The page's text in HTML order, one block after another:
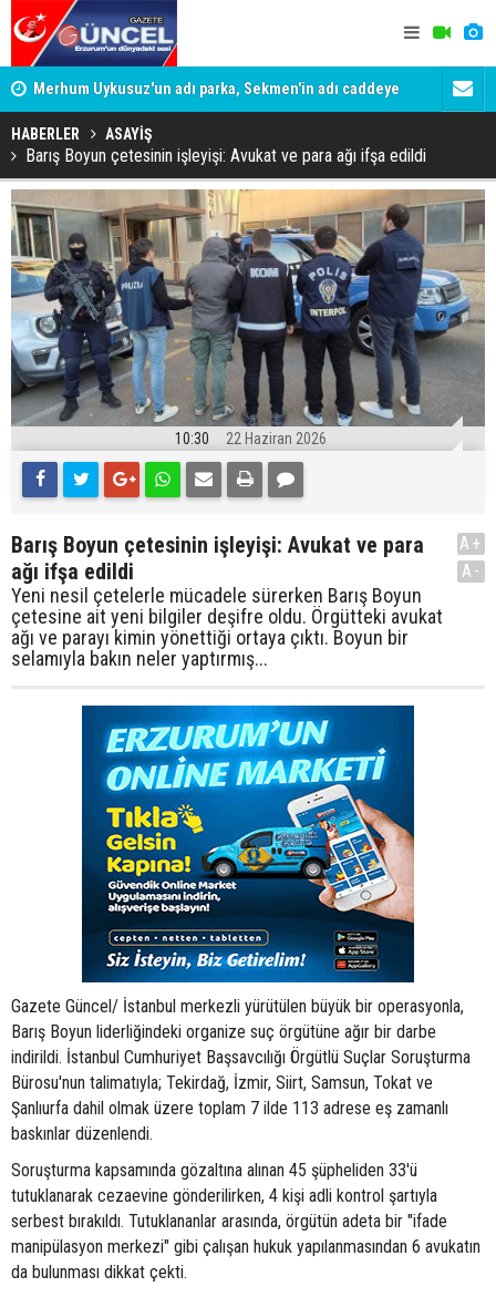
Merhum Uykusuz'un adı parka, Sekmen'in adı caddeye
verildi
HABERLER ASAYİŞ
Barış Boyun çetesinin işleyişi: Avukat ve para ağı ifşa edildi
10:30 22 Haziran 2026
Barış Boyun çetesinin işleyişi: Avukat ve para
ağı ifşa edildi
Yeni nesil çetelerle mücadele sürerken Barış Boyun
çetesine ait yeni bilgiler deşifre oldu. Örgütteki avukat
ağı ve parayı kimin yönettiği ortaya çıktı. Boyun bir
selamıyla bakın neler yaptırmış...
A+
A-
Gazete Güncel/ İstanbul merkezli yürütülen büyük bir operasyonla,
Barış Boyun liderliğindeki organize suç örgütüne ağır bir darbe
indirildi. İstanbul Cumhuriyet Başsavcılığı Örgütlü Suçlar Soruşturma
Bürosu'nun talimatıyla; Tekirdağ, İzmir, Siirt, Samsun, Tokat ve
Şanlıurfa dahil olmak üzere toplam 7 ilde 113 adrese eş zamanlı
baskınlar düzenlendi.
Soruşturma kapsamında gözaltına alınan 45 şüpheliden 33'ü
tutuklanarak cezaevine gönderilirken, 4 kişi adli kontrol şartıyla
serbest bırakıldı. Tutuklananlar arasında, örgütün adeta bir "ifade
manipülasyon merkezi" gibi çalışan hukuk yapılanmasından 6 avukatın
da bulunması dikkat çekti.